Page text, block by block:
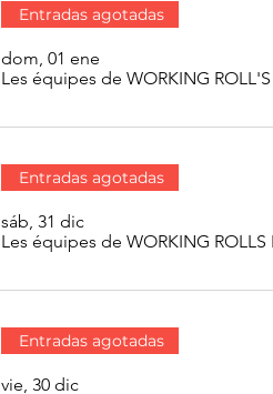
Entradas agotadas
dom, 01 ene
Les équipes de WORKING
Entradas agotadas
sáb, 31 dic
Les équipes de WORKING ROLLS
Entradas agotadas
vie, 30 dic